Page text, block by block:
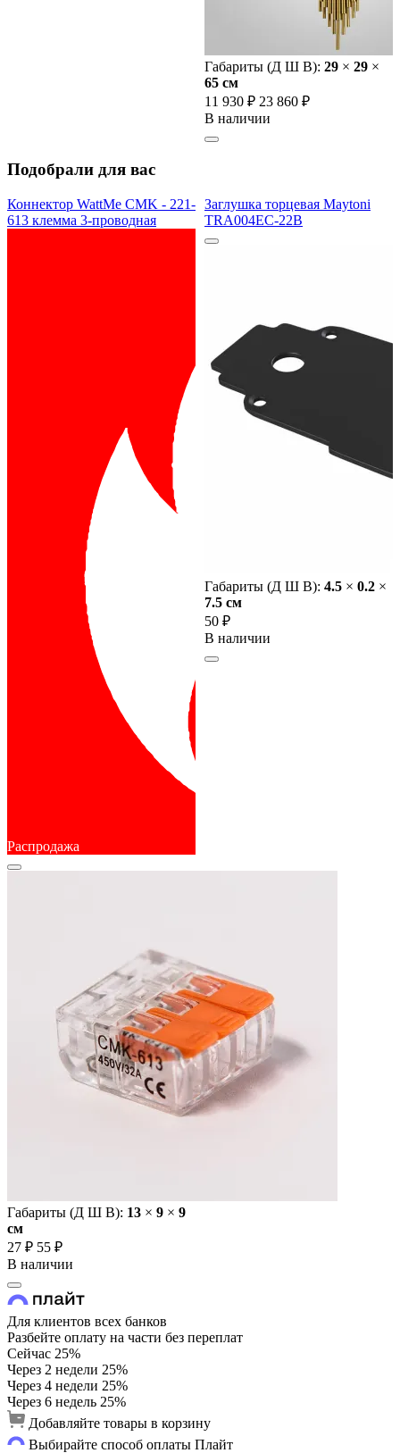
Габариты (Д Ш В): 29 × 29 ×
65 cм
11 930 ₽ 23 860 ₽
В наличии
Подобрали для вас
Коннектор WattMe CMK - 221-
613 клемма 3-проводная
Распродажа
Габариты (Д Ш В): 13 × 9 × 9
cм
27 ₽ 55 ₽
В наличии
Заглушка торцевая Maytoni
TRA004EC-22B
Габариты (Д Ш В): 4.5 × 0.2 ×
7.5 cм
50 ₽
В наличии
Для клиентов всех банков
Разбейте оплату на части без переплат
Сейчас 25%
Через 2 недели 25%
Через 4 недели 25%
Через 6 недель 25%
Добавляйте товары в корзину
Выбирайте способ оплаты Плайт